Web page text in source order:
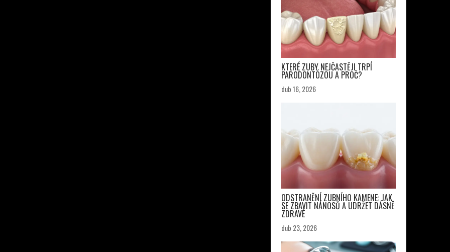
KTERÉ ZUBY NEJČASTĚJI TRPÍ
PARODONTÓZOU A PROČ?
dub 16, 2026
ODSTRANĚNÍ ZUBNÍHO KAMENE: JAK
SE ZBAVIT NÁNOSŮ A UDRŽET DÁSNĚ
ZDRAVÉ
dub 23, 2026